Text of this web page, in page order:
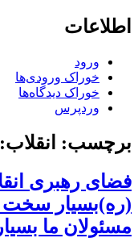
اطلاعات
ورود
خوراک ورودی‌ها
خوراک دیدگاه‌ها
وردپرس
برچسب:
فضای رهبری
(ره)بسیار
مسئولان ما